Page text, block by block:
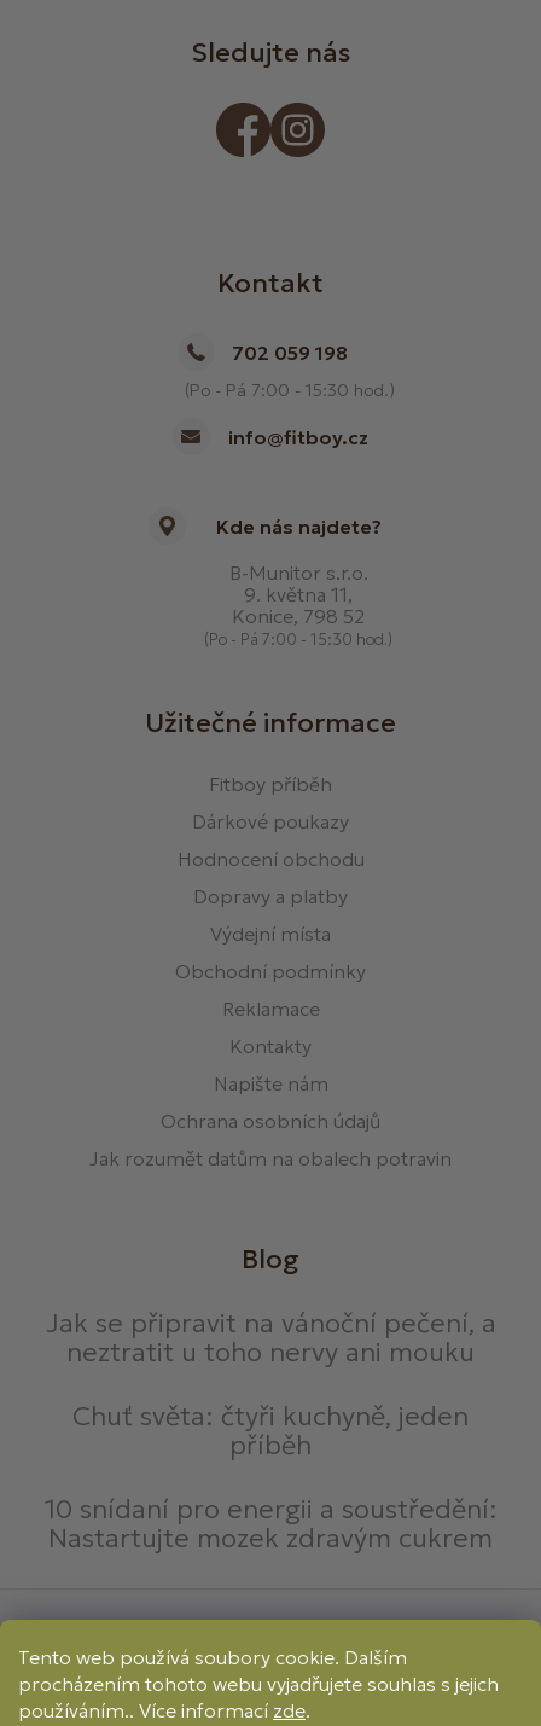
Tento web používá soubory cookie. Dalším
procházením tohoto webu vyjadřujete souhlas s jejich
používáním.. Více informací zde.
Sledujte nás
Kontakt
702 059 198
(Po - Pá 7:00 - 15:30 hod.)
info@fitboy.cz
Kde nás najdete?
B-Munitor s.r.o.
9. května 11,
Konice, 798 52
(Po - Pá 7:00 - 15:30 hod.)
Užitečné informace
Fitboy příběh
Dárkové poukazy
Hodnocení obchodu
Dopravy a platby
Výdejní místa
Obchodní podmínky
Reklamace
Kontakty
Napište nám
Ochrana osobních údajů
Jak rozumět datům na obalech potravin
Blog
Jak se připravit na vánoční pečení, a
neztratit u toho nervy ani mouku
Chuť světa: čtyři kuchyně, jeden
příběh
10 snídaní pro energii a soustředění:
Nastartujte mozek zdravým cukrem
Online Převod Dobírka
Způsoby dopravy: